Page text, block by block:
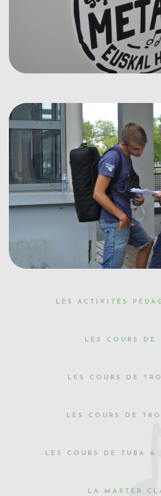
LES ACTIVITÉS
LES COURS DE
LES COURS DE
LES COURS DE
LES COURS DE TUBA &
LA MASTER